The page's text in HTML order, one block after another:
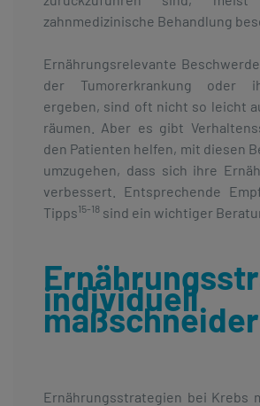
zahnmedizinische Behandlung
Ernährungsrelevante
der Tumorerkrankung oder
ergeben, sind oft nicht so leicht
räumen. Aber es gibt
den Patienten helfen, mit diesen
umzugehen, dass sich ihre
verbessert. Entsprechende
Tipps15-18 sind ein wichtiger
individuell
Ernährungsstrategien bei Krebs